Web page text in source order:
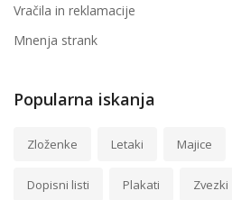
Vračila in reklamacije
Mnenja strank
Popularna iskanja
Zloženke Letaki Majice
Dopisni listi Plakati Zvezki